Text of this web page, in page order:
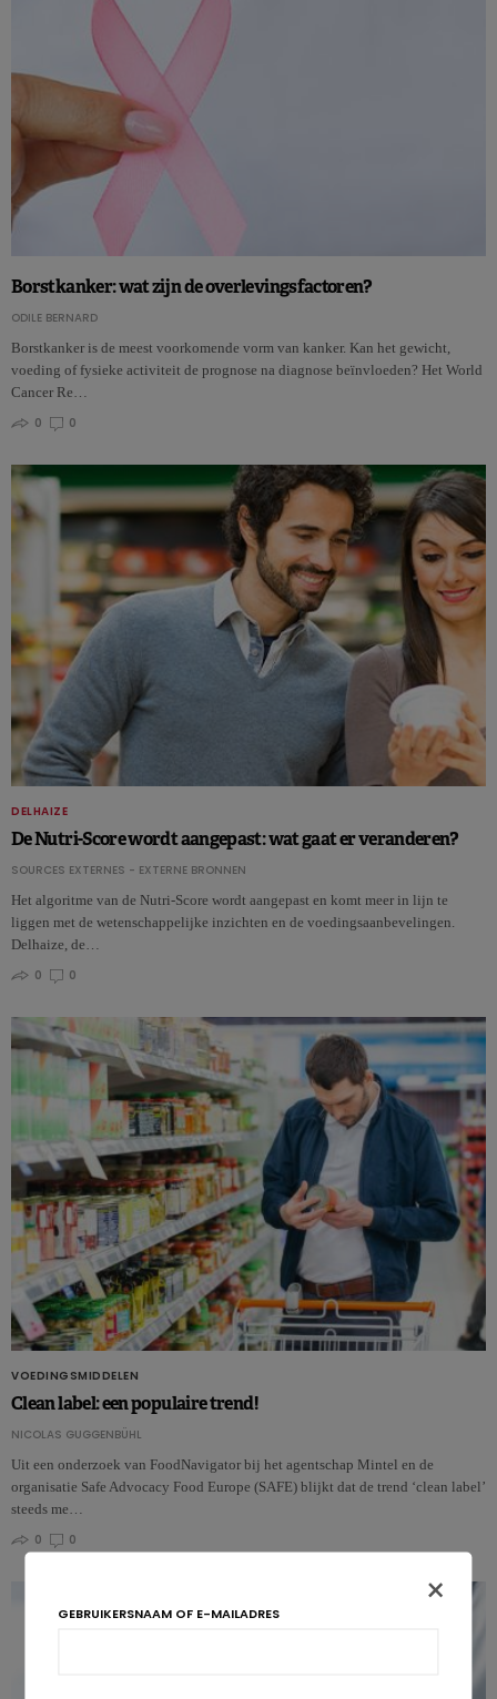
Borstkanker: wat zijn de overlevingsfactoren?
ODILE BERNARD
Borstkanker is de meest voorkomende vorm van kanker. Kan het gewicht,
voeding of fysieke activiteit de prognose na diagnose beïnvloeden? Het World
Cancer Re…
0
0
DELHAIZE
De Nutri-Score wordt aangepast: wat gaat er veranderen?
SOURCES EXTERNES - EXTERNE BRONNEN
Het algoritme van de Nutri-Score wordt aangepast en komt meer in lijn te
liggen met de wetenschappelijke inzichten en de voedingsaanbevelingen.
Delhaize, de…
0
0
VOEDINGSMIDDELEN
Clean label: een populaire trend!
NICOLAS GUGGENBÜHL
Uit een onderzoek van FoodNavigator bij het agentschap Mintel en de
organisatie Safe Advocacy Food Europe (SAFE) blijkt dat de trend ‘clean label’
steeds me…
0
0
×
GEBRUIKERSNAAM OF E-MAILADRES